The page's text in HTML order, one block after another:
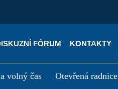
FÓRUM KONTAKTY
volný čas Otevřená radnice